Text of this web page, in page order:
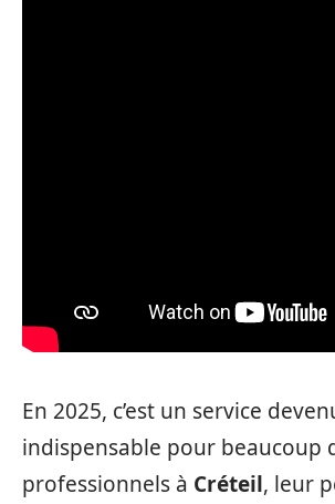
En 2025, c’est un service
indispensable pour beaucoup
professionnels à Créteil, leur